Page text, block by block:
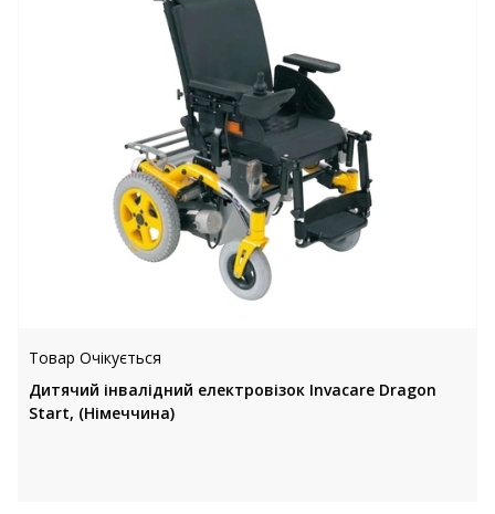
Товар Очікується
Дитячий інвалідний електровізок Invacare Dragon
Start, (Німеччина)